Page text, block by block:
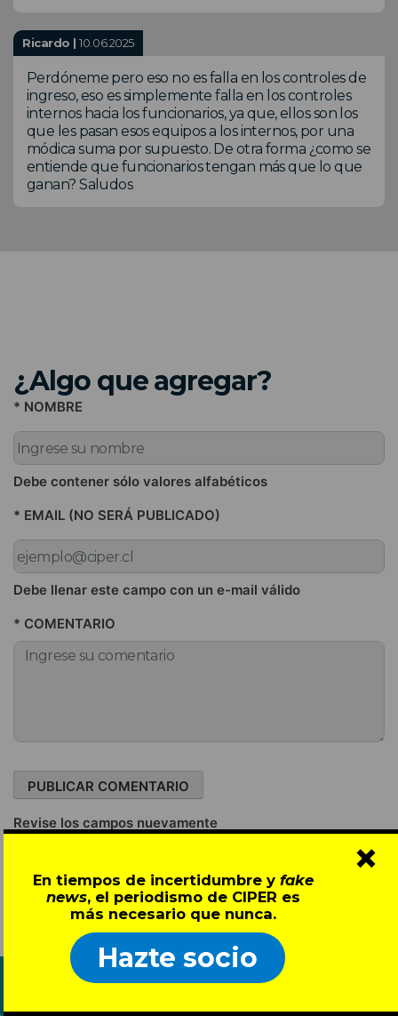
En tiempos de incertidumbre y fake
news, el periodismo de CIPER es
más necesario que nunca.
Hazte socio
×
Ricardo |10.06.2025
Perdóneme pero eso no es falla en los controles de
ingreso, eso es simplemente falla en los controles
internos hacia los funcionarios, ya que, ellos son los
que les pasan esos equipos a los internos, por una
módica suma por supuesto. De otra forma ¿como se
entiende que funcionarios tengan más que lo que
ganan? Saludos
¿Algo que agregar?
* NOMBRE
Debe contener sólo valores alfabéticos
* EMAIL (NO SERÁ PUBLICADO)
Debe llenar este campo con un e-mail válido
* COMENTARIO
Revise los campos nuevamente
NOSOTROS